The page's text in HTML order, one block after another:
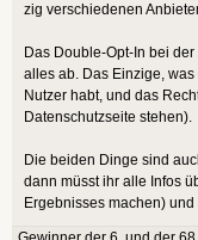
zig verschiedenen
Das Double-Opt-In bei
alles ab. Das Einzige,
Nutzer habt, und das
Datenschutzseite stehen).
Die beiden Dinge sind
dann müsst ihr alle Infos
Ergebnisses machen)